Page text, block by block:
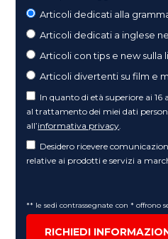
Articoli dedicati alla
Articoli dedicati a inglese
Articoli con tips e new sulla
Articoli divertenti su film e
In quanto di età superiore ai
al trattamento dei miei dati
all’informativa privacy
Desidero ricevere
relative ai prodotti e servizi a
** le sedi contrassegnate con * offrono
RICHIEDI